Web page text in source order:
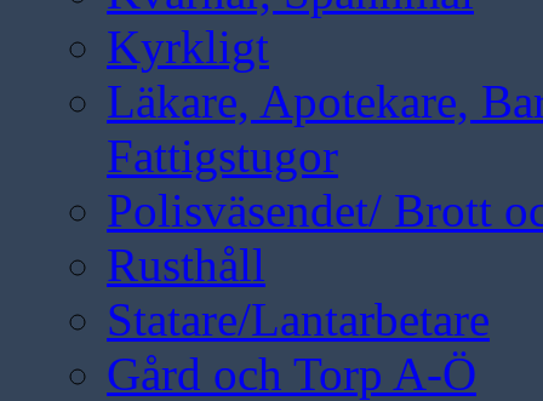
Kyrkligt
Läkare, Apotekare,
Fattigstugor
Polisväsendet/ Brott
Rusthåll
Statare/Lantarbetare
Gård och Torp A-Ö